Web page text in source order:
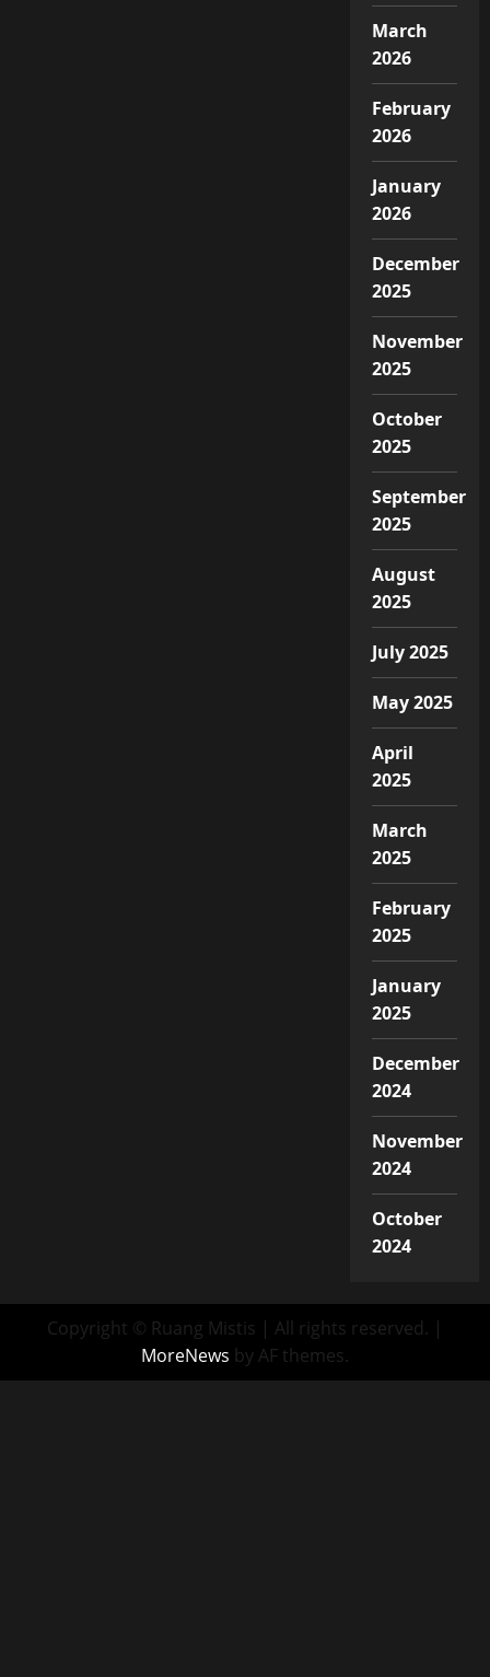
March
2026
February
2026
January
2026
December
2025
November
2025
October
2025
September
2025
August
2025
July 2025
May 2025
April
2025
March
2025
February
2025
January
2025
December
2024
November
2024
October
2024
Copyright © Ruang Mistis | All rights reserved. |
MoreNews by AF themes.